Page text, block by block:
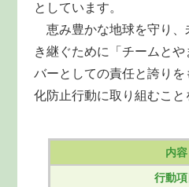
としています。
恵み豊かな地球を守り、
き継ぐために「チームと
バーとしての責任と誇り
化防止行動に取り組むこと
内容
行動項